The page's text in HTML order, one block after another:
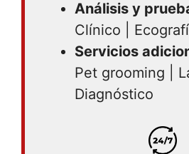
Análisis y
Clínico |
Servicios
Pet grooming |
Diagnóstico